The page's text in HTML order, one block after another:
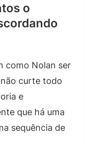
o
como Nolan ser
curte todo
e
que há uma
sequência de